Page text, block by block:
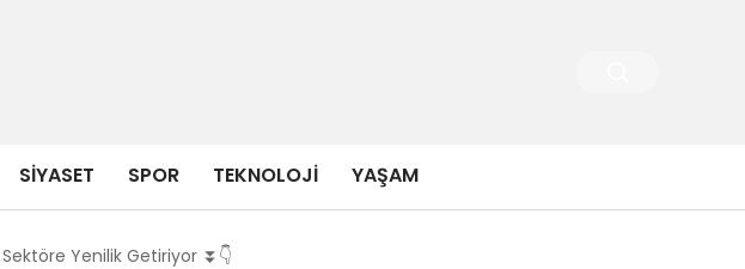
SIYASET SPOR TEKNOLOJI YAŞAM
Yenilik Getiriyor ⏬👇